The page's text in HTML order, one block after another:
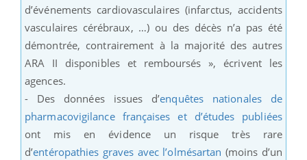
d’événements cardiovasculaires (infarctus, accidents
vasculaires cérébraux, …) ou des décès n’a pas été
démontrée, contrairement à la majorité des autres
ARA II disponibles et remboursés », écrivent les
agences.
- Des données issues d’enquêtes nationales de
pharmacovigilance françaises et d’études publiées
ont mis en évidence un risque très rare
d’entéropathies graves avec l’olmésartan (moins d’un